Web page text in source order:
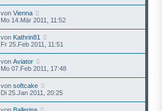
von Vienna
Mo 14.Mär 2011, 11:52
von Kathrin81
Fr 25.Feb 2011, 11:51
von Aviator
Mo 07.Feb 2011, 17:48
von softcake
Di 25.Jan 2011, 20:25